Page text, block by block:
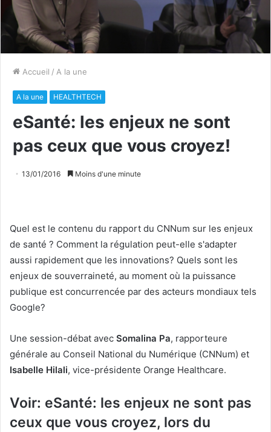
Accueil / A la une
A la une HEALTHTECH
eSanté: les enjeux ne sont
pas ceux que vous croyez!
13/01/2016 Moins d'une minute
Quel est le contenu du rapport du CNNum sur les enjeux
de santé ? Comment la régulation peut-elle s'adapter
aussi rapidement que les innovations? Quels sont les
enjeux de souverraineté, au moment où la puissance
publique est concurrencée par des acteurs mondiaux tels
Google?
Une session-débat avec Somalina Pa, rapporteure
générale au Conseil National du Numérique (CNNum) et
Isabelle Hilali, vice-présidente Orange Healthcare.
Voir: eSanté: les enjeux ne sont pas
ceux que vous croyez, lors du